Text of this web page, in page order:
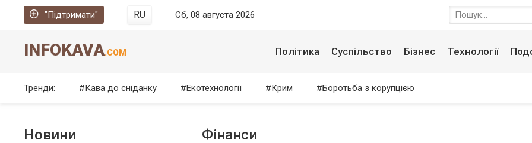
"Підтримати" RU Сб, 08 августа 2026
INFOKAVA.COM Політика Суспільство Бізнес Технології
Тренди: Кава до сніданку Екотехнології Крим Боротьба з корупцією
Новини Фінанси